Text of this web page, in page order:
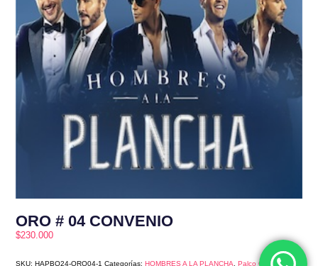
ORO # 04 CONVENIO
$230.000
SKU: HAPBQ24-ORO04-1 Categorías: HOMBRES A LA PLANCHA, Palco Oro